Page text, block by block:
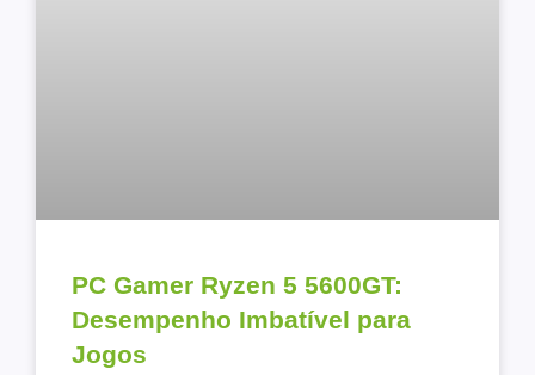
PC Gamer Ryzen 5 5600GT:
Desempenho Imbatível para
Jogos